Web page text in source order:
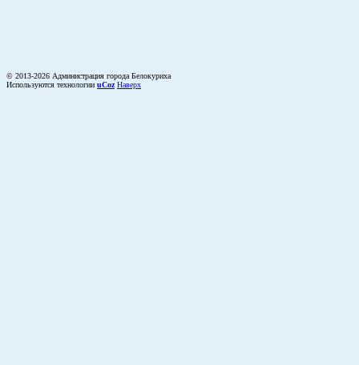
© 2013-2026 Администрация города Белокуриха
Используются технологии uCoz Наверх